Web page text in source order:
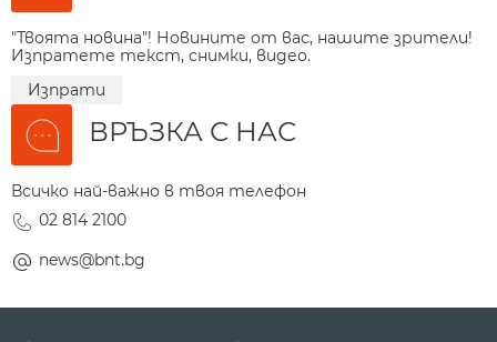
"Твоята новина"! Новините от вас, нашите зрители!
Изпратете текст, снимки, видео.
Изпрати
ВРЪЗКА С НАС
Всичко най-важно в твоя телефон
02 814 2100
news@bnt.bg